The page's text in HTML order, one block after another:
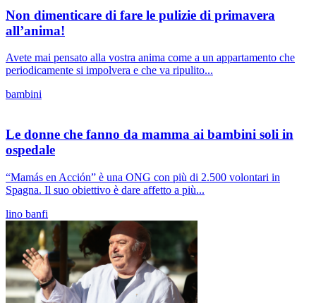
Non dimenticare di fare le pulizie di primavera
all’anima!
Avete mai pensato alla vostra anima come a un appartamento che
periodicamente si impolvera e che va ripulito...
bambini
Le donne che fanno da mamma ai bambini soli in
ospedale
“Mamás en Acción” è una ONG con più di 2.500 volontari in
Spagna. Il suo obiettivo è dare affetto a più...
lino banfi